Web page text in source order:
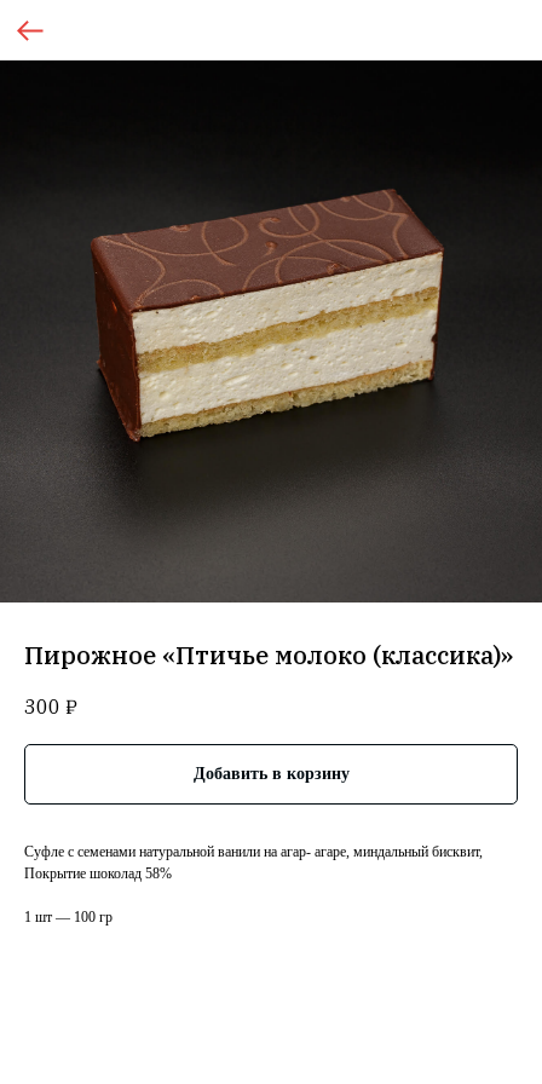
Пирожное «Птичье молоко (классика)»
300 ₽
Добавить в корзину
Суфле с семенами натуральной ванили на агар- агаре, миндальный бисквит,
Покрытие шоколад 58%
1 шт — 100 гр